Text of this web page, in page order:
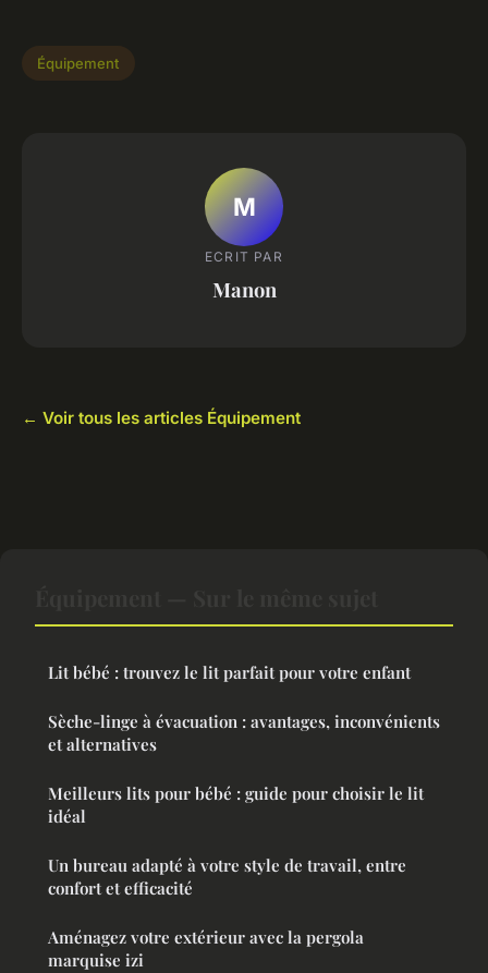
Équipement
M
ECRIT PAR
Manon
← Voir tous les articles Équipement
Lit bébé : trouvez le lit parfait pour votre enfant
Sèche-linge à évacuation : avantages, inconvénients
et alternatives
Meilleurs lits pour bébé : guide pour choisir le lit
idéal
Un bureau adapté à votre style de travail, entre
confort et efficacité
Aménagez votre extérieur avec la pergola
marquise izi